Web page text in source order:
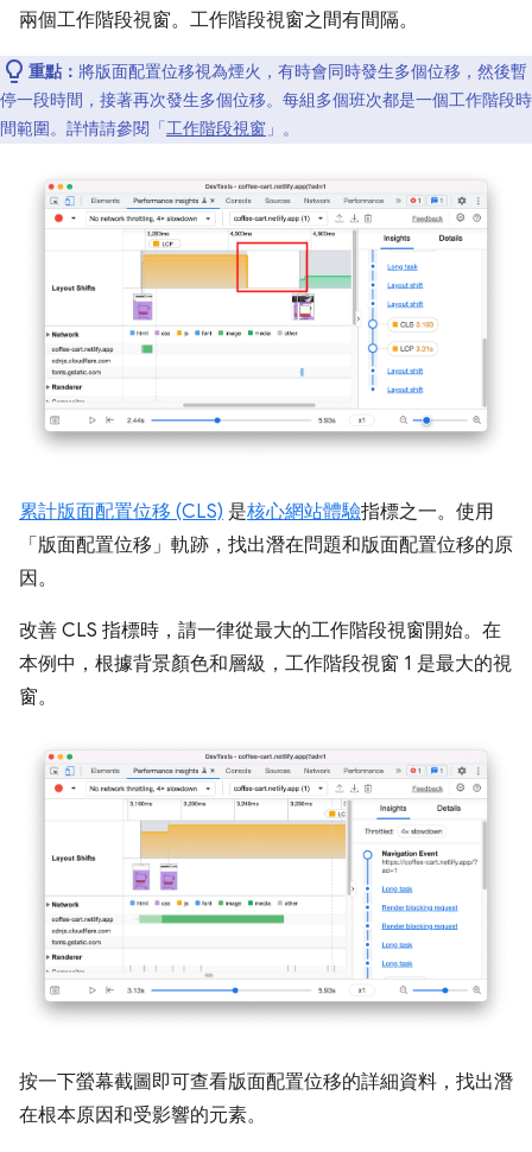
兩個工作階段視窗。工作階段視窗之間有間隔。
重點： 將版面配置位移視為煙火，有時會同時發生多個位移，然後暫
停一段時間，接著再次發生多個位移。每組多個班次都是一個工作階段時
間範圍。詳情請參閱「工作階段視窗 」。
累計版面配置位移 (CLS) 是核心網站體驗指標之一。使用
「版面配置位移」 軌跡，找出潛在問題和版面配置位移的原
因。
改善 CLS 指標時，請一律從最大的工作階段視窗開始。在
本例中，根據背景顏色和層級，工作階段視窗 1 是最大的視
窗。
按一下螢幕截圖即可查看版面配置位移的詳細資料，找出潛
在根本原因和受影響的元素。